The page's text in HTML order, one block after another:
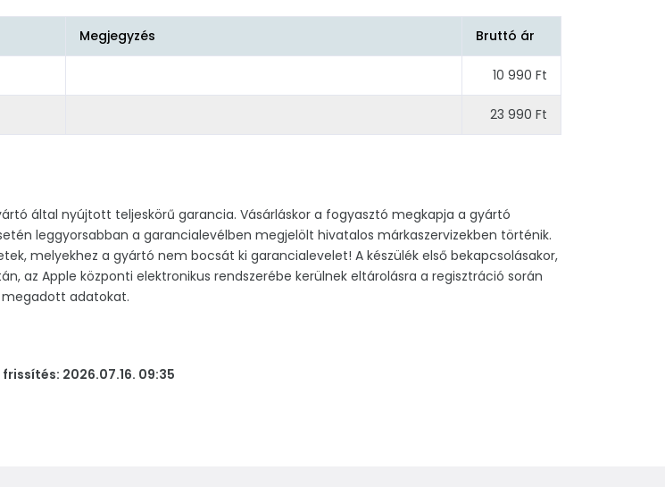
Megjegyzés Bruttó ár
10 990 Ft
23 990 Ft
által nyújtott teljeskörű garancia. Vásárláskor a fogyasztó megkapja a gyártó
leggyorsabban a garancialevélben megjelölt hivatalos márkaszervizekben történik.
melyekhez a gyártó nem bocsát ki garancialevelet! A készülék első bekapcsolásakor,
az Apple központi elektronikus rendszerébe kerülnek eltárolásra a regisztráció során
megadott adatokat.
2026.07.16. 09:35